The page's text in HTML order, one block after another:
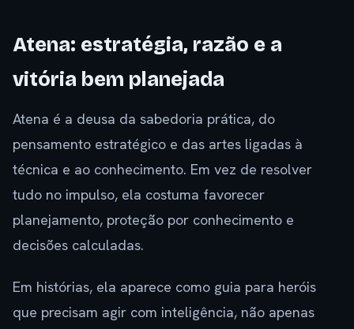
Atena: estratégia, razão e a
vitória bem planejada
Atena é a deusa da sabedoria prática, do
pensamento estratégico e das artes ligadas à
técnica e ao conhecimento. Em vez de resolver
tudo no impulso, ela costuma favorecer
planejamento, proteção por conhecimento e
decisões calculadas.
Em histórias, ela aparece como guia para heróis
que precisam agir com inteligência, não apenas